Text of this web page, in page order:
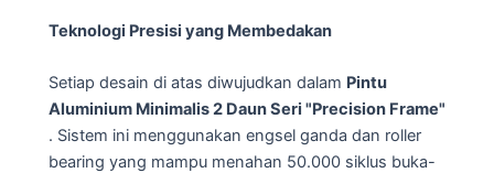
Teknologi Presisi yang Membedakan
Setiap desain di atas diwujudkan dalam Pintu
Aluminium Minimalis 2 Daun Seri "Precision Frame"
. Sistem ini menggunakan engsel ganda dan roller
bearing yang mampu menahan 50.000 siklus buka-